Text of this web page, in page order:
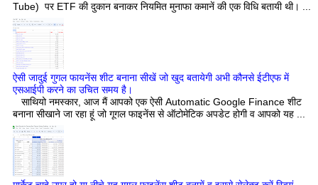
Tube) पर ETF की दुकान बनाकर नियमित मुनाफा कमानें की एक विधि बतायी थी। ...
ऐसी जादुई गुगल फायनेंस शीट बनाना सीखें जो खुद बतायेगी अभी कौनसे ईटीएफ में
एसआईपी करने का उचित समय है।
साथियो नमस्कार, आज मैं आपको एक ऐसी Automatic Google Finance शीट
बनाना सीखाने जा रहा हूं जो गूगल फाइनेंस से ऑटोमेटिक अपडेट होगी व आपको यह ...